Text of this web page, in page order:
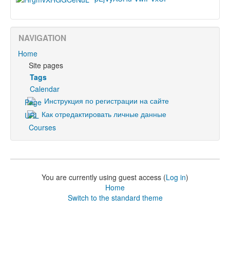
NAVIGATION
Home
Site pages
Tags
Calendar
Инструкция по регистрации на сайте
Как отредактировать личные данные
Courses
You are currently using guest access (Log in)
Home
Switch to the standard theme